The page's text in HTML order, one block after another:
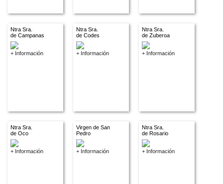
Ntra Sra.
de Campanas
+ Información
Ntra Sra.
de Codes
+ Información
Ntra Sra.
de Zuberoa
+ Información
Ntra Sra.
de Oco
+ Información
Virgen de San
Pedro
+ Información
Ntra Sra.
de Rosario
+ Información